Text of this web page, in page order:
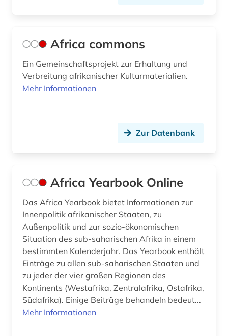
das wunderbare (1)
demokratie (1)
dendi (1)
deutsches volksliedarchiv (1)
deutschland (9)
deutschsprachige gemeinschaft (1)
diaspora (1)
diasporastudien (1)
dienstleistung (3)
Africa commons
Ein Gemeinschaftsprojekt zur Erhaltung und
Verbreitung afrikanischer Kulturmaterialien.
Mehr Informationen
Zur Datenbank
Africa Yearbook Online
Das Africa Yearbook bietet Informationen zur
Innenpolitik afrikanischer Staaten, zu
Außenpolitik und zur sozio-ökonomischen
Situation des sub-saharischen Afrika in einem
bestimmten Kalenderjahr. Das Yearbook enthält
Einträge zu allen sub-saharischen Staaten und
zu jeder der vier großen Regionen des
Kontinents (Westafrika, Zentralafrika, Ostafrika,
Südafrika). Einige Beiträge behandeln bedeut...
Mehr Informationen